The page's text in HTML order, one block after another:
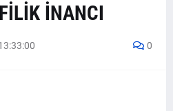
İNANCI
0